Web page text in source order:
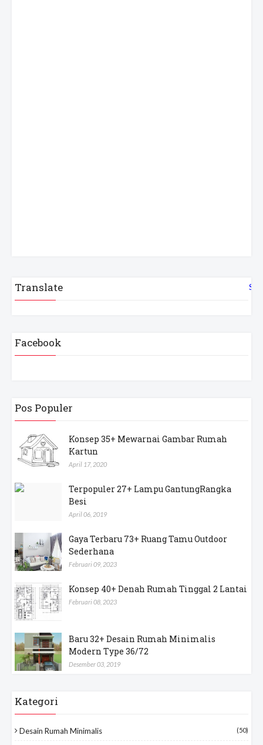
Translate
Facebook
Pos Populer
Konsep 35+ Mewarnai Gambar Rumah
Kartun
April 17, 2020
Terpopuler 27+ Lampu GantungRangka
Besi
April 06, 2019
Gaya Terbaru 73+ Ruang Tamu Outdoor
Sederhana
Februari 09, 2023
Konsep 40+ Denah Rumah Tinggal 2 Lantai
Februari 08, 2023
Baru 32+ Desain Rumah Minimalis
Modern Type 36/72
Desember 03, 2019
Kategori
Desain Rumah Minimalis (50)